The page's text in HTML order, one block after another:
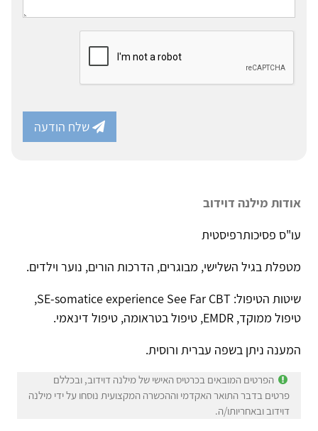
שלח הודעה
אודות מילנה דוידוב
עו"ס פסיכותרפיסטית
מטפלת בגיל השלישי, מבוגרים, הדרכות הורים, נוער וילדים.
שיטות הטיפול: SE-somatice experience See Far CBT,
טיפול ממוקד, EMDR, טיפול בטראומה, טיפול דינאמי.
המענה ניתן בשפה עברית ורוסית.
הפרטים המובאים בכרטיס האישי של מילנה דוידוב, ובכללם
פרטים בדבר התואר האקדמי וההכשרה המקצועית נוסחו על ידי מילנה
דוידוב ובאחריותו/ה.